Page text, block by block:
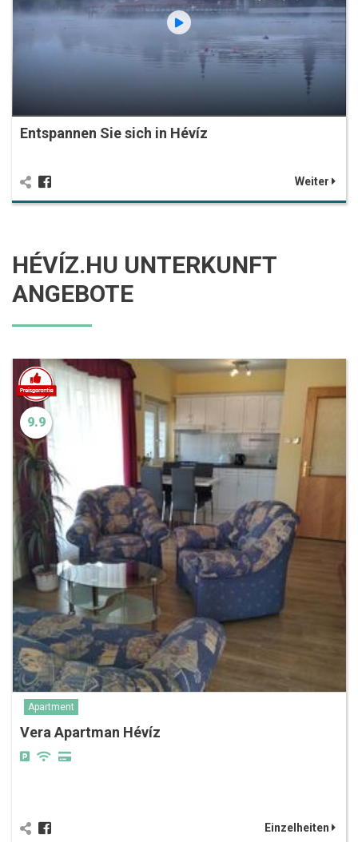
Entspannen Sie sich in Hévíz
Weiter
HÉVÍZ.HU UNTERKUNFT
ANGEBOTE
9.9
Apartment
Vera Apartman Hévíz
Einzelheiten